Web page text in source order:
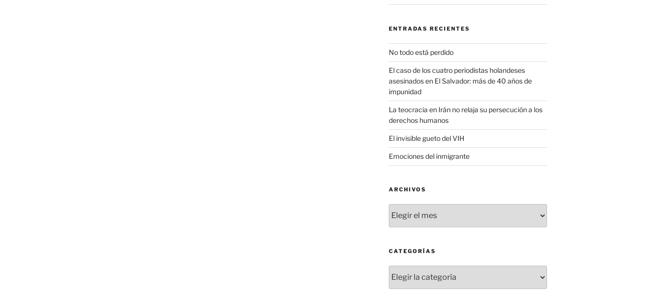
ENTRADAS RECIENTES
No todo está perdido
El caso de los cuatro periodistas holandeses
asesinados en El Salvador: más de 40 años de
impunidad
La teocracia en Irán no relaja su persecución a los
derechos humanos
El invisible gueto del VIH
Emociones del inmigrante
ARCHIVOS
CATEGORÍAS